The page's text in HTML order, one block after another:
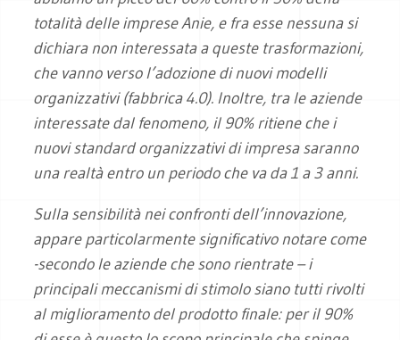
totalità delle imprese Anie, e fra esse nessuna si
dichiara non interessata a queste trasformazioni,
che vanno verso l’adozione di nuovi modelli
organizzativi (fabbrica 4.0). Inoltre, tra le aziende
interessate dal fenomeno, il 90% ritiene che i
nuovi standard organizzativi di impresa saranno
una realtà entro un periodo che va da 1 a 3 anni.
Sulla sensibilità nei confronti dell’innovazione,
appare particolarmente significativo notare come
-secondo le aziende che sono rientrate – i
principali meccanismi di stimolo siano tutti rivolti
al miglioramento del prodotto finale: per il 90%